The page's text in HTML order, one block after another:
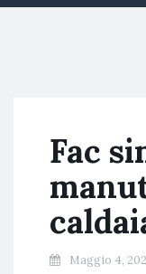
Fac
Maggio 4,